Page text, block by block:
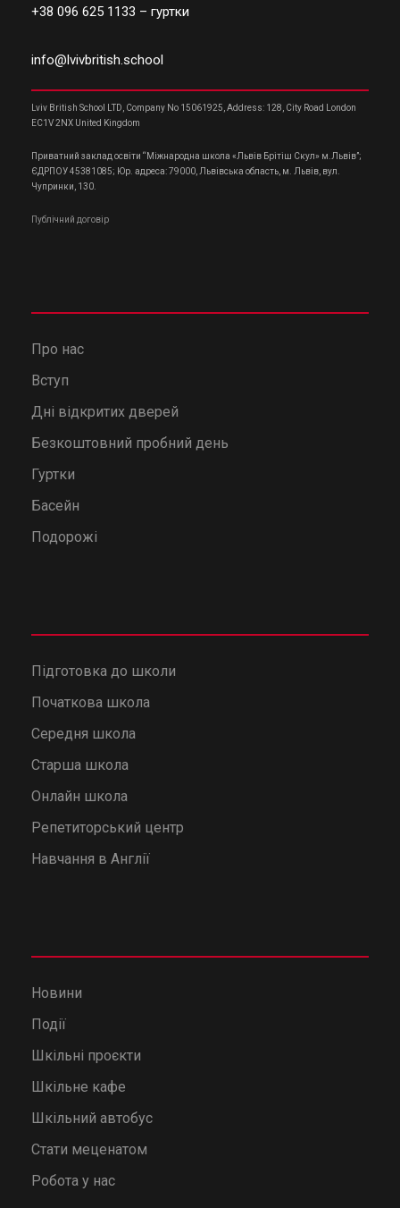
+38 096 625 1133 – гуртки
info@lvivbritish.school
Lviv British School LTD, Company No 15061925, Address: 128, City Road London
EC1V 2NX United Kingdom
Приватний заклад освіти “Міжнародна школа «Львів Брітіш Скул» м.Львів”;
ЄДРПОУ 45381085; Юр. адреса: 79000, Львівська область, м. Львів, вул.
Чупринки, 130.
Публічний договір
Про нас
Вступ
Дні відкритих дверей
Безкоштовний пробний день
Гуртки
Басейн
Подорожі
Підготовка до школи
Початкова школа
Середня школа
Старша школа
Онлайн школа
Репетиторський центр
Навчання в Англії
Новини
Події
Шкільні проєкти
Шкільне кафе
Шкільний автобус
Стати меценатом
Робота у нас